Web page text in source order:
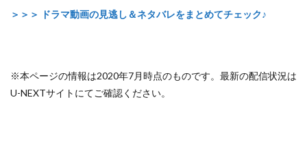
＞＞＞ ドラマ動画の見逃し＆ネタバレをまとめてチェック♪
※本ページの情報は2020年7月時点のものです。最新の配信状況は
U-NEXTサイトにてご確認ください。